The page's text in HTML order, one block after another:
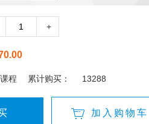
+
程 累计购买： 13288
加入购物车